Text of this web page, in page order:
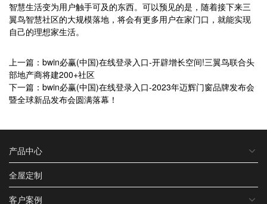
智慧生活变为用户触手可及的东西。可以预见的是，随着接下来三
翼鸟智慧社区的大规模落地，将会有更多用户在家门口，就能实现
自己的理想家生活。
上一篇：bwin必赢(中国)在线登录入口-开辟增长空间!三翼鸟联合头
部地产商将建200+社区
下一篇：bwin必赢(中国)在线登录入口-2023年迈辉门窗品牌发布会
暨全球新品发布会圆满落幕！
产品中心
全屋定制
客户案例